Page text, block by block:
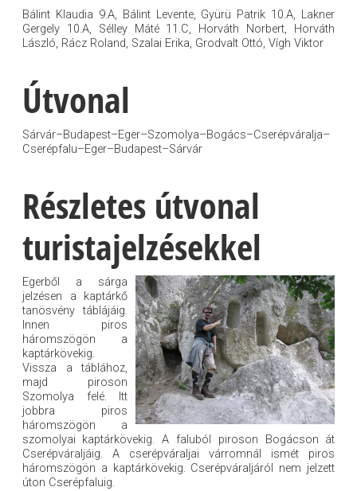
Bálint Klaudia 9.A, Bálint Levente, Gyürü Patrik 10.A, Lakner
Gergely 10.A, Sélley Máté 11.C, Horváth Norbert, Horváth
László, Rácz Roland, Szalai Erika, Grodvalt Ottó, Vígh Viktor
Útvonal
Sárvár–Budapest–Eger–Szomolya–Bogács–Cserépváralja–
Cserépfalu–Eger–Budapest–Sárvár
Részletes útvonal
turistajelzésekkel
Egerből a sárga
jelzésen a kaptárkő
tanösvény táblájáig.
Innen piros
háromszögön a
kaptárkövekig.
Vissza a táblához,
majd piroson
Szomolya felé. Itt
jobbra piros
háromszögön a
szomolyai kaptárkövekig. A faluból piroson Bogácson át
Cserépváraljáig. A cserépváraljai várromnál ismét piros
háromszögön a kaptárkövekig. Cserépváraljáról nem jelzett
úton Cserépfaluig.